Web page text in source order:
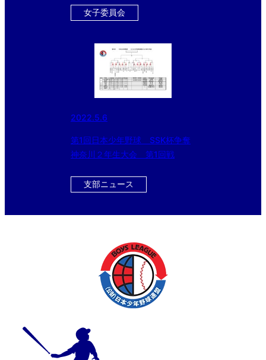
女子委員会
2022.5.6
第1回日本少年野球 SSK杯争奪
神奈川２年生大会 第1回戦
支部ニュース